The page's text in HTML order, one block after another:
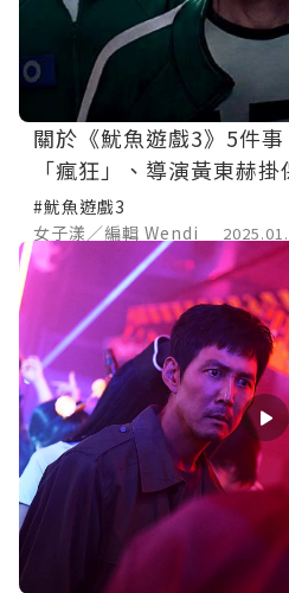
關於《魷魚遊戲3》5件
「瘋狂」、導演黃東赫掛
#魷魚遊戲3
女子漾／編輯 Wendi